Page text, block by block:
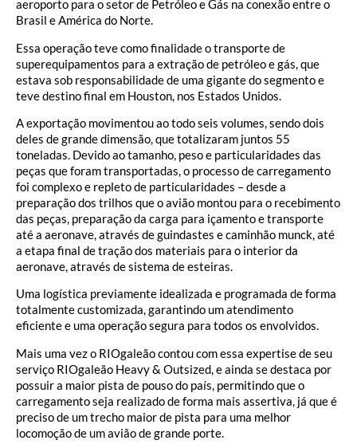
aeroporto para o setor de Petróleo e Gás na conexão entre o
Brasil e América do Norte.
Essa operação teve como finalidade o transporte de
superequipamentos para a extração de petróleo e gás, que
estava sob responsabilidade de uma gigante do segmento e
teve destino final em Houston, nos Estados Unidos.
A exportação movimentou ao todo seis volumes, sendo dois
deles de grande dimensão, que totalizaram juntos 55
toneladas. Devido ao tamanho, peso e particularidades das
peças que foram transportadas, o processo de carregamento
foi complexo e repleto de particularidades – desde a
preparação dos trilhos que o avião montou para o recebimento
das peças, preparação da carga para içamento e transporte
até a aeronave, através de guindastes e caminhão munck, até
a etapa final de tração dos materiais para o interior da
aeronave, através de sistema de esteiras.
Uma logística previamente idealizada e programada de forma
totalmente customizada, garantindo um atendimento
eficiente e uma operação segura para todos os envolvidos.
Mais uma vez o RIOgaleão contou com essa expertise de seu
serviço RIOgaleão Heavy & Outsized, e ainda se destaca por
possuir a maior pista de pouso do país, permitindo que o
carregamento seja realizado de forma mais assertiva, já que é
preciso de um trecho maior de pista para uma melhor
locomoção de um avião de grande porte.